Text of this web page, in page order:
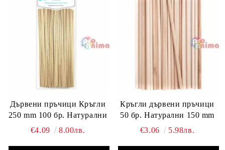
Дървени пръчици Кръгли
250 mm 100 бр. Натурални
€4.09
8.00лв.
Кръгли дървени пръчици
50 бр. Натурални 150 mm
€3.06
5.98лв.